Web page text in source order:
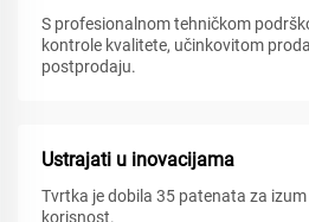
S profesionalnom tehničkom
kontrole kvalitete, učinkovitom
postprodaju.
Ustrajati u inovacijama
Tvrtka je dobila 35 patenata za
korisnost.